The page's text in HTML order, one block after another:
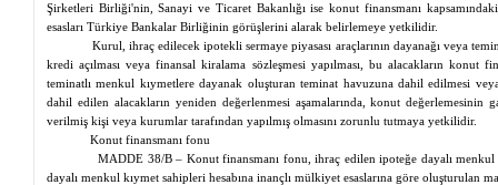
Şirketleri Birliği'nin, Sanayi ve Ticaret Bakanlığı ise konut finansmanı
esasları Türkiye Bankalar Birliğinin görüşlerini alarak belirlemeye yetkilidir.
Kurul, ihraç edilecek ipotekli sermaye piyasası araçlarının dayanağı veya
kredi açılması veyafinansal
kiralama sözleşmesi yapılması, bu alacakların konut
teminatlı menkul kıymetlere dayanak oluşturan teminat havuzuna dahil edilmesi
dahil edilen alacakların yeniden değerlenmesi aşamalarında, konut
verilmiş kişi veya kurumlar tarafından yapılmış olmasını zorunlu tutmaya yetkilidir.
Konut finansmanı fonu
MADDE 38/B – Konut finansmanı fonu, ihraç edilen ipoteğe dayalı menkul
dayalı menkul kıymet sahipleri hesabına inançlı mülkiyet esaslarına göre oluşturulan